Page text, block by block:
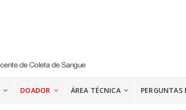
DOADOR ÁREA TÉCNICA PERGUNTAS